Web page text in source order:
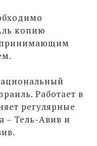
копию
принимающим
Работает в
регулярные
– Тель-Авив и